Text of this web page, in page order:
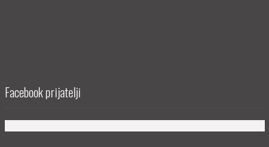
Facebook prijatelji